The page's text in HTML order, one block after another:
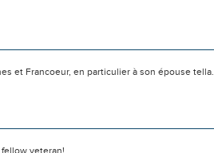
et Francoeur, en particulier à son épouse tella.